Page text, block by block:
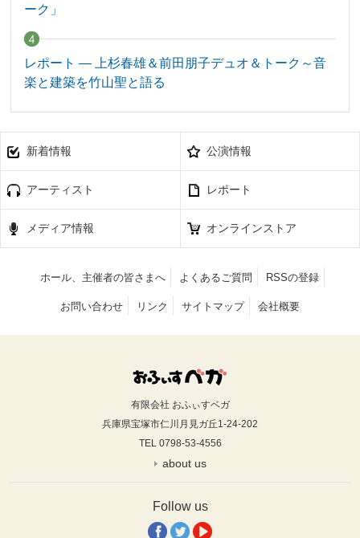
ーク」
レポート — 上杉春雄＆前田朋子デュオ＆トーク～音
楽と建築を竹山聖と語る
新着情報 公演情報
アーティスト レポート
メディア情報 オンラインストア
ホール、主催者の皆さまへ よくあるご質問 RSSの登録
お問い合わせ リンク サイトマップ 会社概要
有限会社 おふぃすベガ
兵庫県宝塚市仁川月見ガ丘1-24-202
TEL 0798-53-4556
about us
Follow us